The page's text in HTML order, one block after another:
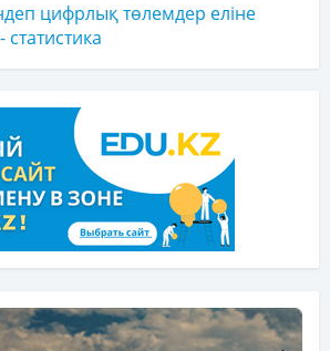
цифрлық төлемдер еліне